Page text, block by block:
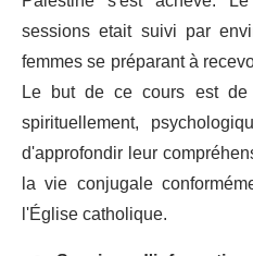
sessions etait suivi par
femmes se préparant à
Le but de ce cours est
spirituellement,
d'approfondir leur
la vie conjugale
l'Église catholique.